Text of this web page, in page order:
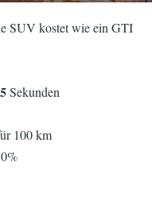
SUV kostet wie ein GTI
Sekunden
100 km